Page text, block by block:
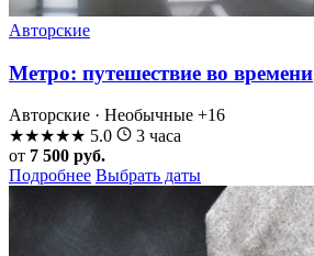
Авторские
Метро: путешествие во времени
Авторские · Необычные +16
★★★★★ 5.0
3 часа
от 7 500 руб.
Подробнее Выбрать даты